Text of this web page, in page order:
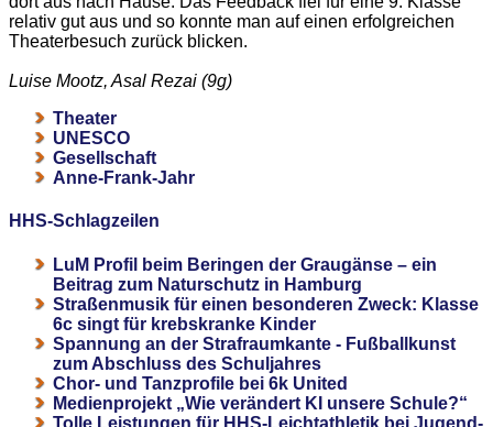
relativ gut aus und so konnte man auf einen erfolgreichen
Theaterbesuch zurück blicken.
Luise Mootz, Asal Rezai (9g)
Theater
UNESCO
Gesellschaft
Anne-Frank-Jahr
HHS-Schlagzeilen
LuM Profil beim Beringen der Graugänse – ein
Beitrag zum Naturschutz in Hamburg
Straßenmusik für einen besonderen Zweck: Klasse
6c singt für krebskranke Kinder
Spannung an der Strafraumkante - Fußballkunst
zum Abschluss des Schuljahres
Chor- und Tanzprofile bei 6k United
Medienprojekt „Wie verändert KI unsere Schule?“
Tolle Leistungen für HHS-Leichtathletik bei Jugend-